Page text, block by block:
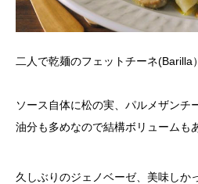
二人で乾麺のフェットチーネ(Barilla
ソース自体に松の実、パルメザンチ
油分も多めなので結構ボリュームも
久しぶりのジェノベーゼ、美味しか